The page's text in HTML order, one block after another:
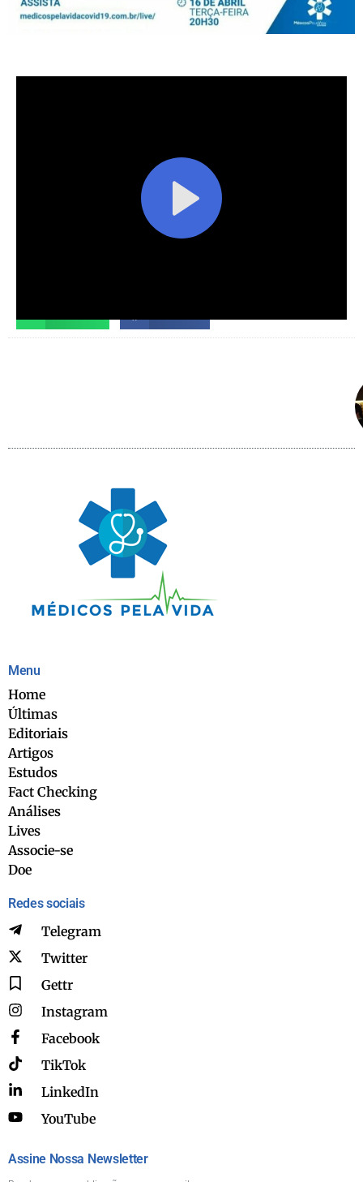
Menu
Home
Últimas
Editoriais
Artigos
Estudos
Fact Checking
Análises
Lives
Associe-se
Doe
Redes sociais
Telegram
Twitter
Gettr
Instagram
Facebook
TikTok
LinkedIn
YouTube
Assine Nossa Newsletter